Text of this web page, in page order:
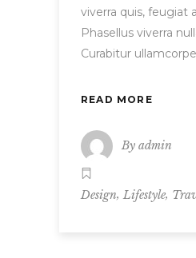
viverra quis, feugiat
Phasellus viverra
Curabitur
READ MORE
By admin
Design, Lifestyle,